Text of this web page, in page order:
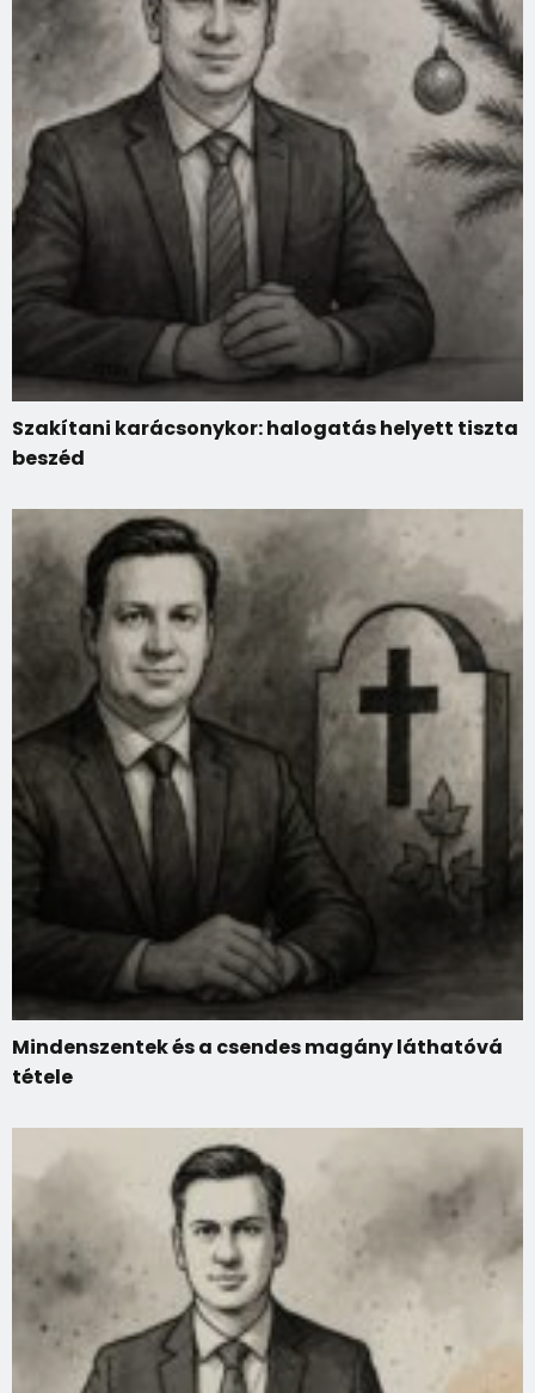
Szakítani karácsonykor: halogatás helyett tiszta
beszéd
Mindenszentek és a csendes magány láthatóvá
tétele